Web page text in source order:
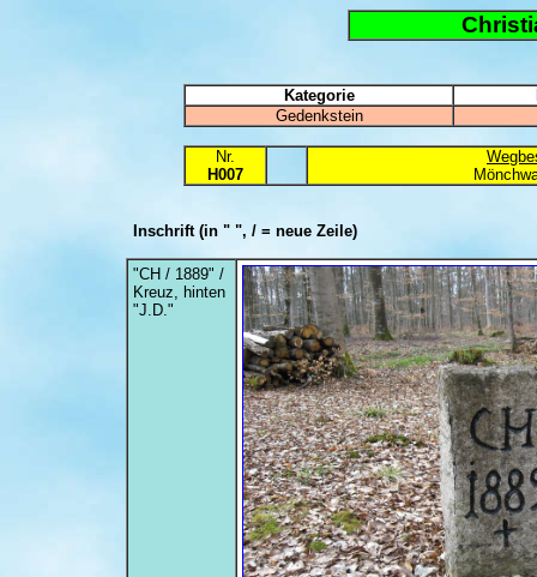
Kategorie
Gedenkstein
Nr.
H007
Inschrift(in " ", / = neue Zeile)
"CH / 1889" /
Kreuz, hinten
"J.D."